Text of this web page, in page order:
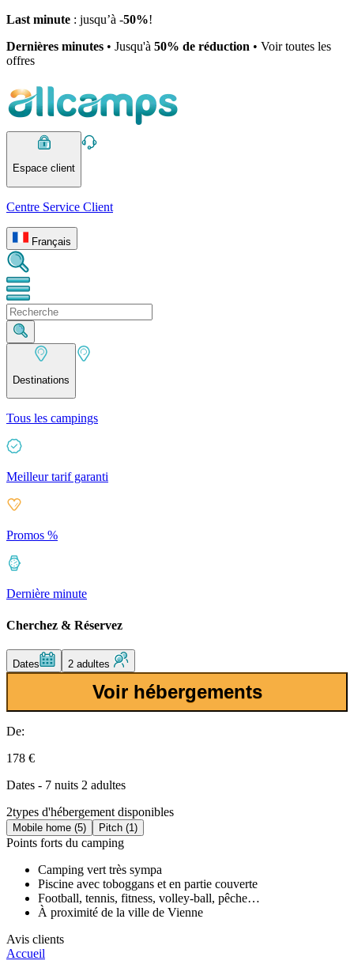
Last minute : jusqu’à -50%!
Dernières minutes • Jusqu'à 50% de réduction • Voir toutes les
offres
Espace client
Centre Service Client
Français
Destinations
Tous les campings
Meilleur tarif garanti
Promos %
Dernière minute
Cherchez & Réservez
Dates 2 adultes
Voir hébergements
De:
178 €
Dates - 7 nuits 2 adultes
2types d'hébergement disponibles
Mobile home (5) Pitch (1)
Points forts du camping
Camping vert très sympa
Piscine avec toboggans et en partie couverte
Football, tennis, fitness, volley-ball, pêche…
À proximité de la ville de Vienne
Avis clients
Accueil